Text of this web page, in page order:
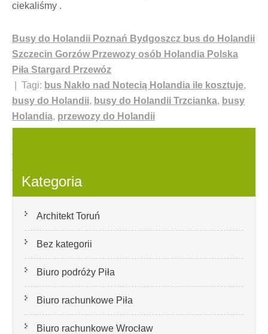
ciekaliśmy .
Busy do Holandii Poznań Bydgoszcz bus do Holandii
Szczecin Gorzów Przewozy osób Holandia Polska
Piła Stargard Przewóz
| Tagi: bus Nakło nad Notecią Holandia ile kosztuje,
busy do Holandii, busy do Holandii Trzcianka, busy
Holandia, przewozy do Holandii
Nawigacja
wpisu
Kategoria
Architekt Toruń
Bez kategorii
Biuro podróży Piła
Biuro rachunkowe Piła
Biuro rachunkowe Wrocław